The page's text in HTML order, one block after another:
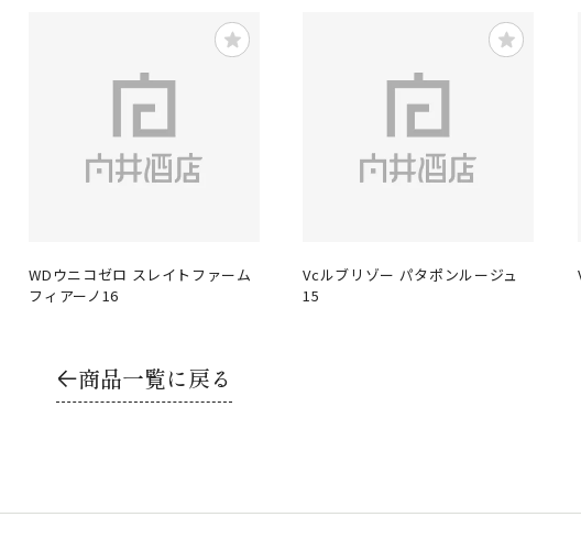
WDウニコゼロ スレイトファーム
フィアーノ16
Vcルブリゾー パタポンルージュ
15
商品一覧に戻る